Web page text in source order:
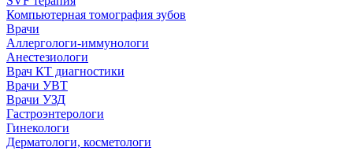
Компьютерная томография зубов
Врачи
Аллергологи-иммунологи
Анестезиологи
Врач КТ диагностики
Врачи УВТ
Врачи УЗД
Гастроэнтерологи
Гинекологи
Дерматологи, косметологи